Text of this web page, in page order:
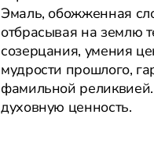
Эмаль, обожженная
отбрасывая на землю
созерцания, умения
мудрости прошлого,
фамильной реликвией.
духовную ценность.